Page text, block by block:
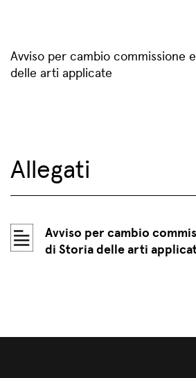
Avviso per cambio commissione
delle arti applicate
Allegati
Avviso per cambio
di Storia delle arti